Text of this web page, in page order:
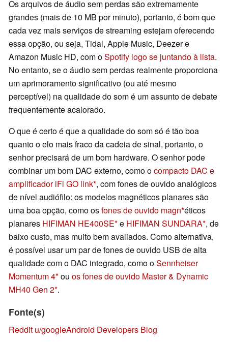
Os arquivos de áudio sem perdas são extremamente
grandes (mais de 10 MB por minuto), portanto, é bom que
cada vez mais serviços de streaming estejam oferecendo
essa opção, ou seja, Tidal, Apple Music, Deezer e
Amazon Music HD, com oSpotify logo se juntando à lista.
No entanto, se o áudio sem perdas realmente proporciona
um aprimoramento significativo (ou até mesmo
perceptível) na qualidade do som é um assunto de debate
frequentemente acalorado.
O que é certo é que a qualidade do som só é tão boa
quanto o elo mais fraco da cadeia de sinal, portanto, o
senhor precisará de um bom hardware. O senhor pode
combinar um bom DAC externo, como ocompacto DAC e
amplificador iFi GO link , com fones de ouvido analógicos
de nível audiófilo: os modelos magnéticos planares são
uma boa opção, como osfones de ouvido magn éticos
planares HIFIMAN HE400SE e HIFIMAN SUNDARA , de
baixo custo, mas muito bem avaliados. Como alternativa,
é possível usar um par de fones de ouvido USB de alta
qualidade com o DAC integrado, como oSennheiser
Momentum 4 ou os fones de ouvido Master & Dynamic
MH40 Gen 2 .
Fonte(s)
Reddit u/googleAndroid Developers Blog